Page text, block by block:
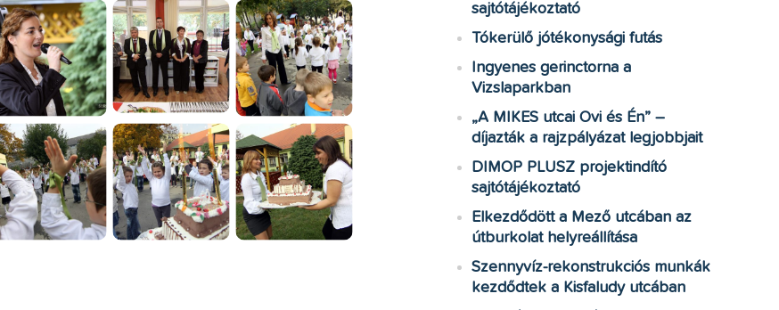
sajtótájékoztató
Tókerülő jótékonysági futás
Ingyenes gerinctorna a
Vizslaparkban
„A MIKES utcai Ovi és Én” –
díjazták a rajzpályázat legjobbjait
DIMOP PLUSZ projektindító
sajtótájékoztató
Elkezdődött a Mező utcában az
útburkolat helyreállítása
Szennyvíz-rekonstrukciós munkák
kezdődtek a Kisfaludy utcában